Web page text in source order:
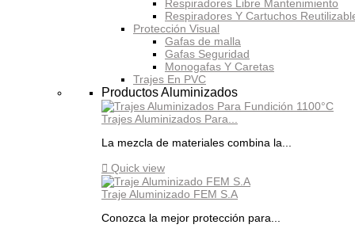
Respiradores Libre Mantenimiento
Respiradores Y Cartuchos
Protección Visual
Gafas de malla
Gafas Seguridad
Monogafas Y Caretas
Trajes En PVC
Productos Aluminizados
Trajes Aluminizados Para...
La mezcla de materiales combina la...
 Quick view
Traje Aluminizado FEM S.A
Conozca la mejor protección para...